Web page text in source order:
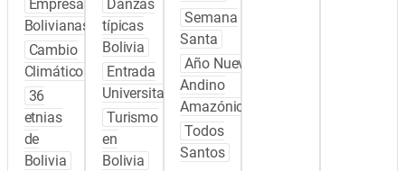
Empresas
Bolivianas
Cambio
Climático
36
etnias
de
Bolivia
Danzas
típicas
Bolivia
Entrada
Universitaria
Turismo
en
Bolivia
Semana
Santa
Año Nuevo
Andino
Amazónico
Todos
Santos